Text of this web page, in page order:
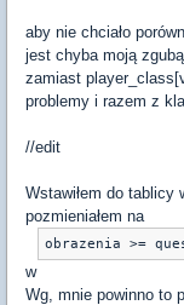
aby nie chciało
jest chyba moją
zamiast
problemy i razem z
//edit
Wstawiłem do tablicy
pozmieniałem na
w
Wg, mnie powinno to